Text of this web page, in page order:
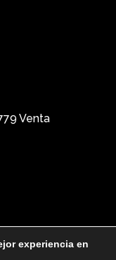
Venta
experiencia en